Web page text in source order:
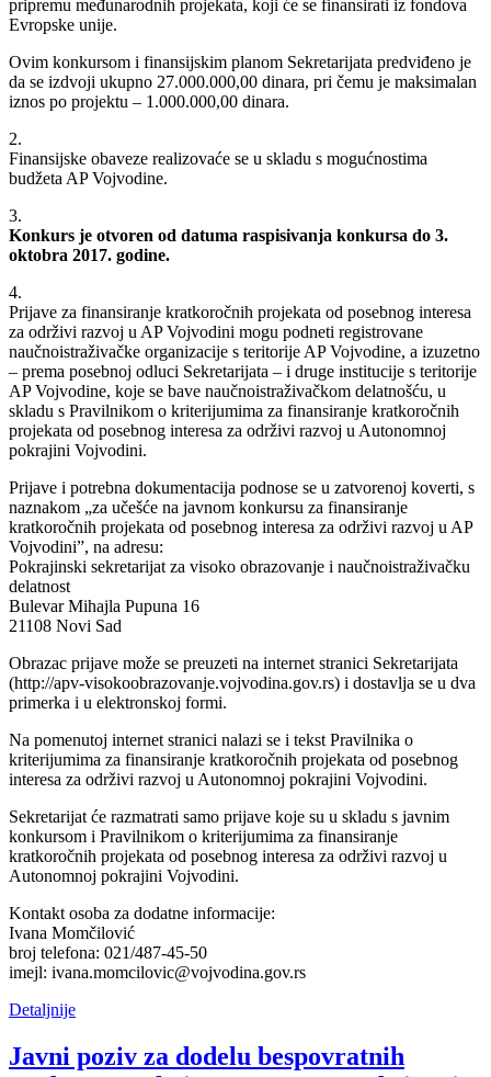
pripremu međunarodnih projekata, koji će se finansirati iz fondova
Evropske unije.
Ovim konkursom i finansijskim planom Sekretarijata predviđeno je
da se izdvoji ukupno 27.000.000,00 dinara, pri čemu je maksimalan
iznos po projektu ‒ 1.000.000,00 dinara.
2.
Finansijske obaveze realizovaće se u skladu s mogućnostima
budžeta AP Vojvodine.
3.
Konkurs je otvoren od datuma raspisivanja konkursa do 3.
oktobra 2017. godine.
4.
Prijave za finansiranje kratkoročnih projekata od posebnog interesa
za održivi razvoj u AP Vojvodini mogu podneti registrovane
naučnoistraživačke organizacije s teritorije AP Vojvodine, a izuzetno
‒ prema posebnoj odluci Sekretarijata ‒ i druge institucije s teritorije
AP Vojvodine, koje se bave naučnoistraživačkom delatnošću, u
skladu s Pravilnikom o kriterijumima za finansiranje kratkoročnih
projekata od posebnog interesa za održivi razvoj u Autonomnoj
pokrajini Vojvodini.
Prijave i potrebna dokumentacija podnose se u zatvorenoj koverti, s
naznakom „za učešće na javnom konkursu za finansiranje
kratkoročnih projekata od posebnog interesa za održivi razvoj u AP
Vojvodini”, na adresu:
Pokrajinski sekretarijat za visoko obrazovanje i naučnoistraživačku
delatnost
Bulevar Mihajla Pupuna 16
21108 Novi Sad
Obrazac prijave može se preuzeti na internet stranici Sekretarijata
(http://apv-visokoobrazovanje.vojvodina.gov.rs) i dostavlja se u dva
primerka i u elektronskoj formi.
Na pomenutoj internet stranici nalazi se i tekst Pravilnika o
kriterijumima za finansiranje kratkoročnih projekata od posebnog
interesa za održivi razvoj u Autonomnoj pokrajini Vojvodini.
Sekretarijat će razmatrati samo prijave koje su u skladu s javnim
konkursom i Pravilnikom o kriterijumima za finansiranje
kratkoročnih projekata od posebnog interesa za održivi razvoj u
Autonomnoj pokrajini Vojvodini.
Kontakt osoba za dodatne informacije:
Ivana Momčilović
broj telefona: 021/487-45-50
imejl: ivana.momcilovic@vojvodina.gov.rs
Detaljnije
Javni poziv za dodelu bespovratnih